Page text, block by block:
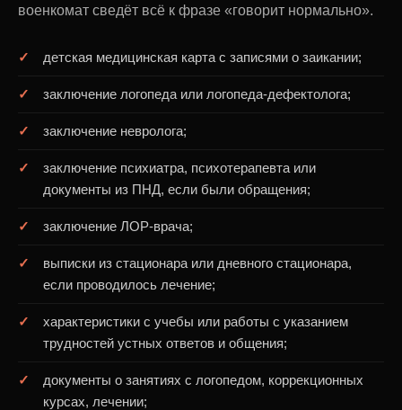
военкомат сведёт всё к фразе «говорит нормально».
детская медицинская карта с записями о заикании;
заключение логопеда или логопеда-дефектолога;
заключение невролога;
заключение психиатра, психотерапевта или
документы из ПНД, если были обращения;
заключение ЛОР-врача;
выписки из стационара или дневного стационара,
если проводилось лечение;
характеристики с учебы или работы с указанием
трудностей устных ответов и общения;
документы о занятиях с логопедом, коррекционных
курсах, лечении;